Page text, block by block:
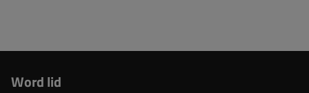
Word lid